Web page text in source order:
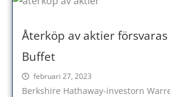
Återköp av aktier
Buffet
februari 27, 2023
Berkshire Hathaway-investorn